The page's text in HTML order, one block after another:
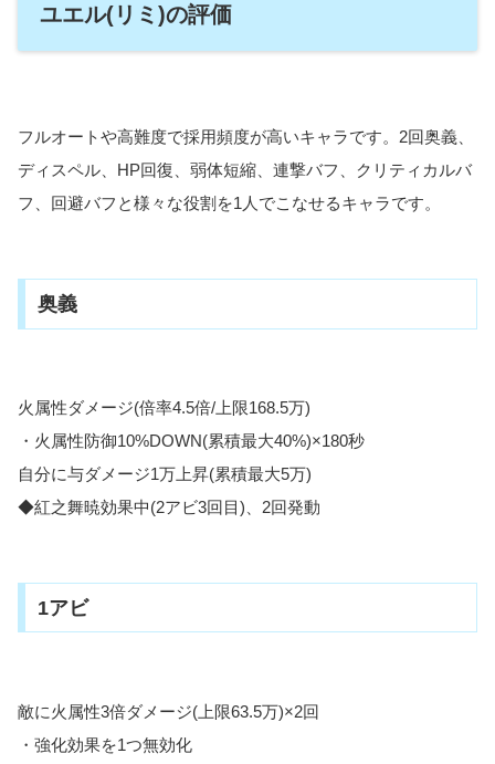
ユエル(リミ)の評価
フルオートや高難度で採用頻度が高いキャラです。2回奥義、
ディスペル、HP回復、弱体短縮、連撃バフ、クリティカルバ
フ、回避バフと様々な役割を1人でこなせるキャラです。
奥義
火属性ダメージ(倍率4.5倍/上限168.5万)
・火属性防御10%DOWN(累積最大40%)×180秒
自分に与ダメージ1万上昇(累積最大5万)
◆紅之舞暁効果中(2アビ3回目)、2回発動
1アビ
敵に火属性3倍ダメージ(上限63.5万)×2回
・強化効果を1つ無効化